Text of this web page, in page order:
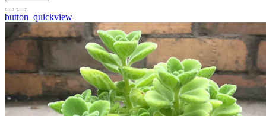
button_quickview